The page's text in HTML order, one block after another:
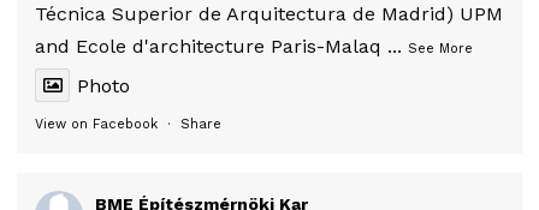
Técnica Superior de Arquitectura de Madrid) UPM
and Ecole d'architecture Paris-Malaq ... See More
Photo
View on Facebook · Share
BME Építészmérnöki Kar